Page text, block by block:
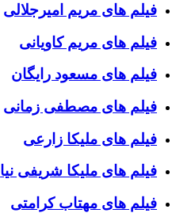
فیلم های مریم امیرجلالی
فیلم های مریم کاویانی
فیلم های مسعود رایگان
فیلم های مصطفی زمانی
فیلم های ملیکا زارعی
فیلم های ملیکا شریفی نیا
فیلم های مهتاب کرامتی